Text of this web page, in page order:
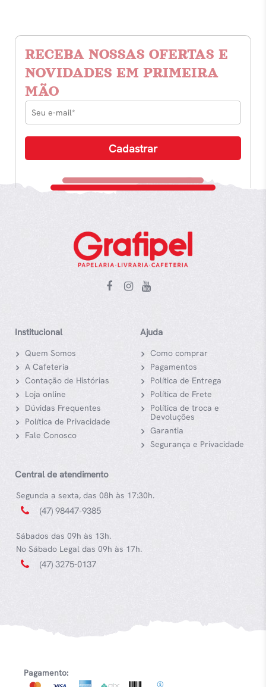
RECEBA NOSSAS OFERTAS E
NOVIDADES EM PRIMEIRA
MÃO
Institucional
Quem Somos
A Cafeteria
Contação de Histórias
Loja online
Dúvidas Frequentes
Política de Privacidade
Fale Conosco
Ajuda
Como comprar
Pagamentos
Política de Entrega
Política de Frete
Política de troca e
Devoluções
Garantia
Segurança e Privacidade
Central de atendimento
Segunda a sexta, das 08h às 17:30h.
(47) 98447-9385
Sábados das 09h às 13h.
No Sábado Legal das 09h às 17h.
(47) 3275-0137
Pagamento: